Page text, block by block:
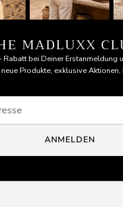
MADLUXX
Rabatt bei Deiner Erstanmeldung
Produkte, exklusive
ANMELDEN